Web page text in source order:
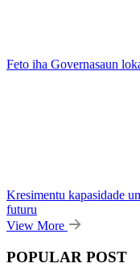
Feto iha Governasaun
Kresimentu kapasidade
futuru
View More
POPULAR POST